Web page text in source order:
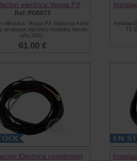
electrica Vespa PX
Ref. PO0073
eléctrica. Vespa PX moderna freno
arranque eléctrico modelos desde
año 2001.
61.00 €
T5
Electrica conversion